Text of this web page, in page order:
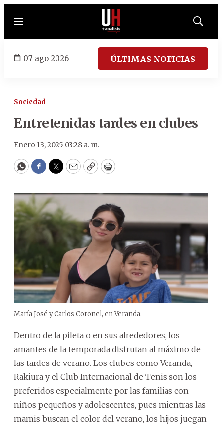
Menú
Mostrar
07 ago 2026 ÚLTIMAS NOTICIAS
Sociedad
Entretenidas tardes en clubes
Enero 13, 2025 03:28 a. m.
WhatsApp
Facebook
Twitter
EmailCopyPrint
María José y Carlos Coronel, en Veranda.
Dentro de la pileta o en sus alrededores, los
amantes de la temporada disfrutan al máximo de
las tardes de verano. Los clubes como Veranda,
Rakiura y el Club Internacional de Tenis son los
preferidos especialmente por las familias con
niños pequeños y adolescentes, pues mientras las
mamis buscan el color del verano, los hijos juegan